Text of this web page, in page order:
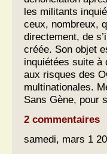
les militants
ceux, nombreux,
directement, de
créée. Son objet
inquiétées suite à
aux risques des
multinationales.
Sans Gène, pour
2 commentaires
samedi, mars 1